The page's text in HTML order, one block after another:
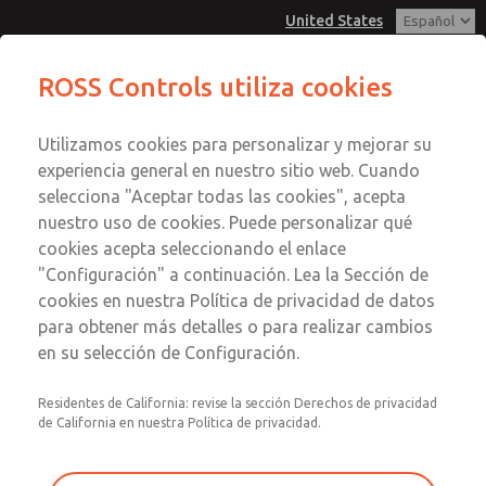
United States
Cuenta
Ver Carrito de Compra
Registrarse
Inscribirse
Perspectivas de ROSS
Explore información destacada sobre los productos y
soluciones de ROSS en distintos sectores y aplicaciones. Si
contacto con nosotros mediante el formulario que
aparece al final de la página.
ROSS Controls utiliza cookies
Utilizamos cookies para personalizar y mejorar su
experiencia general en nuestro sitio web. Cuando
selecciona "Aceptar todas las cookies", acepta
nuestro uso de cookies. Puede personalizar qué
cookies acepta seleccionando el enlace
"Configuración" a continuación. Lea la Sección de
cookies en nuestra Política de privacidad de datos
para obtener más detalles o para realizar cambios
en su selección de Configuración.
Residentes de California: revise la sección Derechos de privacidad
de California en nuestra Política de privacidad.